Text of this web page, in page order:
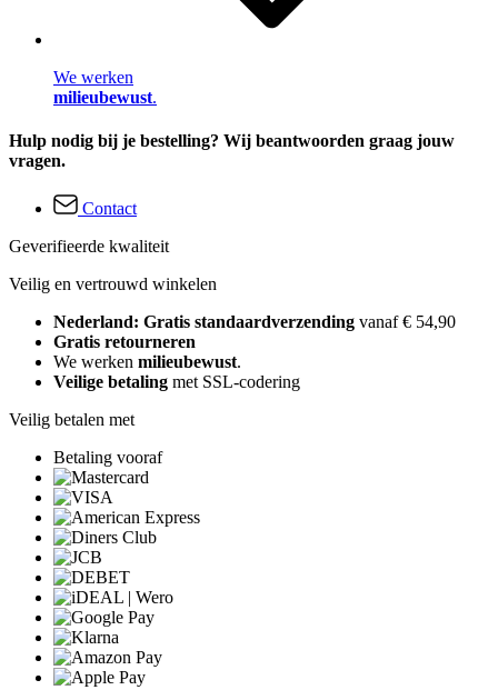
We werken
milieubewust.
Hulp nodig bij je bestelling? Wij beantwoorden graag jouw
vragen.
Contact
Geverifieerde kwaliteit
Veilig en vertrouwd winkelen
Nederland: Gratis standaardverzending vanaf € 54,90
Gratis retourneren
We werken milieubewust.
Veilige betaling met SSL-codering
Veilig betalen met
Betaling vooraf